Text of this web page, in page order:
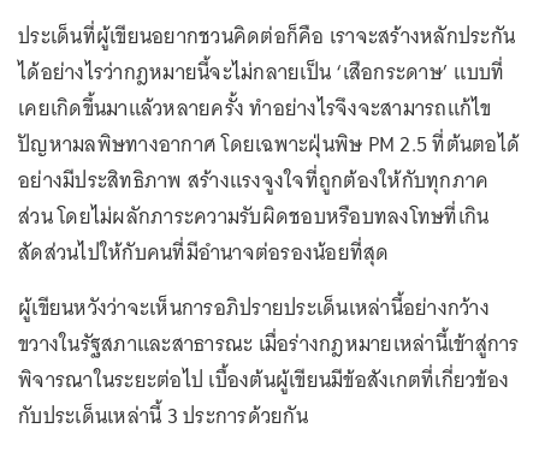
ประเด็นที่ผู้เขียนอยากชวนคิดต่อก็คือ เราจะสร้างหลักประกัน
ได้อย่างไรว่ากฎหมายนี้จะไม่กลายเป็น ‘เสือกระดาษ’ แบบที่
เคยเกิดขึ้นมาแล้วหลายครั้ง ทำอย่างไรจึงจะสามารถแก้ไข
ปัญหามลพิษทางอากาศ โดยเฉพาะฝุ่นพิษ PM 2.5 ที่ต้นตอได้
อย่างมีประสิทธิภาพ สร้างแรงจูงใจที่ถูกต้องให้กับทุกภาค
ส่วน โดยไม่ผลักภาระความรับผิดชอบหรือบทลงโทษที่เกิน
สัดส่วนไปให้กับคนที่มีอำนาจต่อรองน้อยที่สุด
ผู้เขียนหวังว่าจะเห็นการอภิปรายประเด็นเหล่านี้อย่างกว้าง
ขวางในรัฐสภาและสาธารณะ เมื่อร่างกฎหมายเหล่านี้เข้าสู่การ
พิจารณาในระยะต่อไป เบื้องต้นผู้เขียนมีข้อสังเกตที่เกี่ยวข้อง
กับประเด็นเหล่านี้ 3 ประการด้วยกัน